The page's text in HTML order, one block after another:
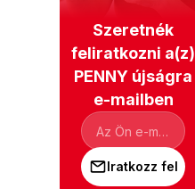
Szeretnék
feliratkozni a(z)
PENNY újságra
e-mailben
Iratkozz fel